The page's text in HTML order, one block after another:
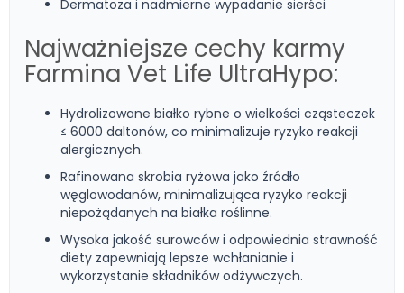
Dermatoza i nadmierne wypadanie sierści
Najważniejsze cechy karmy
Farmina Vet Life UltraHypo:
Hydrolizowane białko rybne o wielkości cząsteczek
≤ 6000 daltonów, co minimalizuje ryzyko reakcji
alergicznych.
Rafinowana skrobia ryżowa jako źródło
węglowodanów, minimalizująca ryzyko reakcji
niepożądanych na białka roślinne.
Wysoka jakość surowców i odpowiednia strawność
diety zapewniają lepsze wchłanianie i
wykorzystanie składników odżywczych.